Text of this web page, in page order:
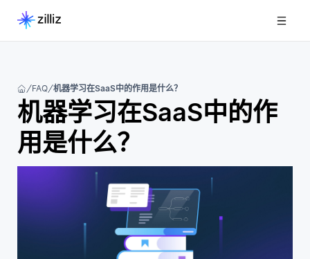
FAQ 机器学习在SaaS中的作用是什么？
机器学习在SaaS中的作
用是什么？